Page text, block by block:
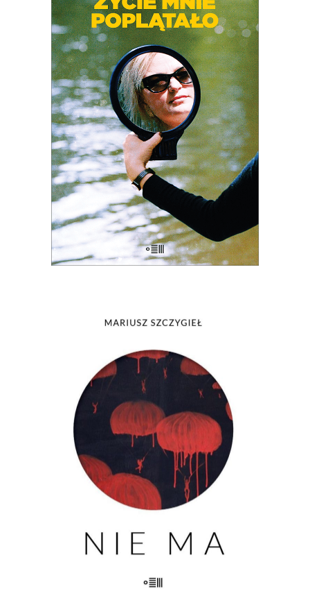
legendarnego reportażuJak Emilię z
Kalabrii od złej pani wykradłami
współtwórczyni (razem z mężem
Jerzym Morawskim) głośnych seriali
dokumentalnychChłopaki do wzięcia,
Serce z węgla, czyBallada o lekkim
zabarwieniu erotycznym– przez całe
życie wsłuchiwała się w głosy ludzi,
których Polska transformacji
pozostawiła na marginesie.
58.50zł 38.03zł
KSIĄŻKA DO KOSZYKA
[EBOOK] Mariusz Szczygieł – NIE
MA
Nie ma kogoś. Nie ma czegoś. Nie ma
przeszłości. Nie ma pamięci. Nie ma
widelców do sera. Nie ma miłości. Nie
ma życia. Nie ma fikcji. Nie ma
właściwego koloru. Nie ma komisji. Nie
ma grobu. Nie ma siostry. Nie […]
46.00 23.00zł
KSIĄŻKA DO KOSZYKA